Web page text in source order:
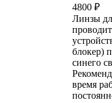
4800 ₽
Линзы
блокер)
синего
время